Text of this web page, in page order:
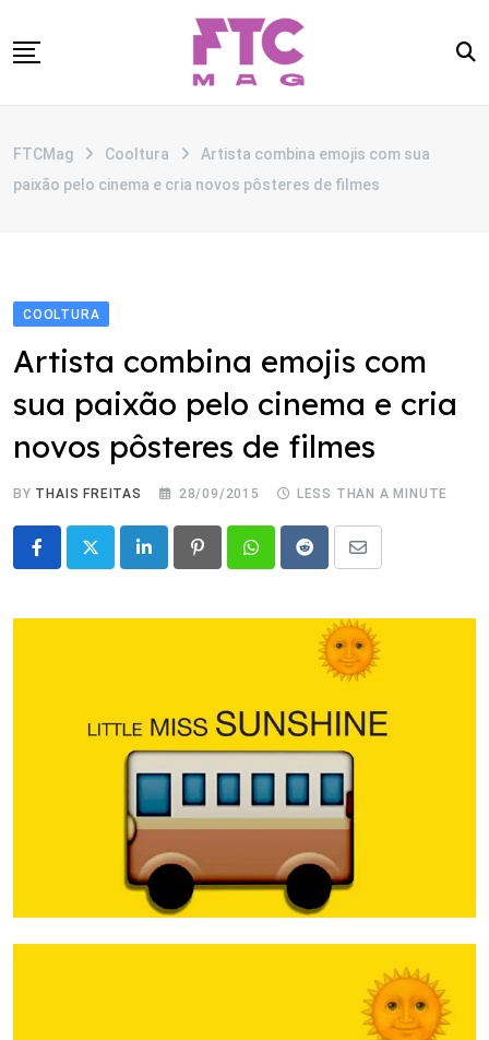
to
CATEGORIAS
FTCMag Cooltura
Artista combina emojis com sua
paixão pelo cinema e cria novos pôsteres de filmes
COOLTURA
Artista combina emojis com
sua paixão pelo cinema e cria
novos pôsteres de filmes
BY THAIS FREITAS 28/09/2015 LESS THAN A MINUTE
LinkedIn PinterestWhatsappRedditShare
Email